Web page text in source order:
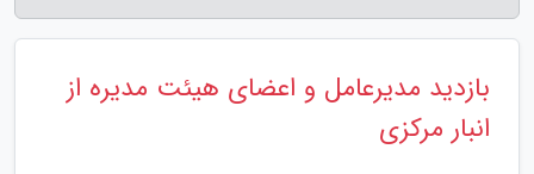
بازدید مدیرعامل و اعضای هیئت مدیره از
انبار مرکزی